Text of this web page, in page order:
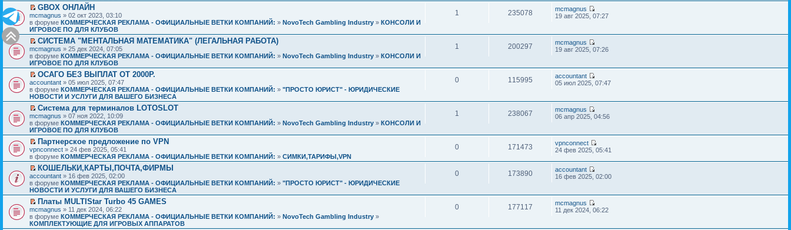
GBOX ОНЛАЙН
mcmagnus » 02 окт 2023, 03:10
в форуме КОММЕРЧЕСКАЯ РЕКЛАМА - ОФИЦИАЛЬНЫЕ ВЕТКИ КОМПАНИЙ: » NovoTech Gambling Industry » КОНСОЛИ И
ИГРОВОЕ ПО ДЛЯ КЛУБОВ
1 235078
mcmagnus
19 авг 2025, 07:27
СИСТЕМА "МЕНТАЛЬНАЯ МАТЕМАТИКА" (ЛЕГАЛЬНАЯ РАБОТА)
mcmagnus » 25 дек 2024, 07:05
в форуме КОММЕРЧЕСКАЯ РЕКЛАМА - ОФИЦИАЛЬНЫЕ ВЕТКИ КОМПАНИЙ: » NovoTech Gambling Industry » КОНСОЛИ И
ИГРОВОЕ ПО ДЛЯ КЛУБОВ
1 200297
mcmagnus
19 авг 2025, 07:26
ОСАГО БЕЗ ВЫПЛАТ ОТ 2000Р.
accountant » 05 июл 2025, 07:47
в форуме КОММЕРЧЕСКАЯ РЕКЛАМА - ОФИЦИАЛЬНЫЕ ВЕТКИ КОМПАНИЙ: » "ПРОСТО ЮРИСТ" - ЮРИДИЧЕСКИЕ
НОВОСТИ И УСЛУГИ ДЛЯ ВАШЕГО БИЗНЕСА
0 115995
accountant
05 июл 2025, 07:47
Система для терминалов LOTOSLOT
mcmagnus » 07 ноя 2022, 10:09
в форуме КОММЕРЧЕСКАЯ РЕКЛАМА - ОФИЦИАЛЬНЫЕ ВЕТКИ КОМПАНИЙ: » NovoTech Gambling Industry » КОНСОЛИ И
ИГРОВОЕ ПО ДЛЯ КЛУБОВ
1 238067
mcmagnus
06 апр 2025, 04:56
Партнерское предложение по VPN
vpnconnect » 24 фев 2025, 05:41
в форуме КОММЕРЧЕСКАЯ РЕКЛАМА - ОФИЦИАЛЬНЫЕ ВЕТКИ КОМПАНИЙ: » СИМКИ,ТАРИФЫ,VPN
0 171473
vpnconnect
24 фев 2025, 05:41
КОШЕЛЬКИ,КАРТЫ,ПОЧТА,ФИРМЫ
accountant » 16 фев 2025, 02:00
в форуме КОММЕРЧЕСКАЯ РЕКЛАМА - ОФИЦИАЛЬНЫЕ ВЕТКИ КОМПАНИЙ: » "ПРОСТО ЮРИСТ" - ЮРИДИЧЕСКИЕ
НОВОСТИ И УСЛУГИ ДЛЯ ВАШЕГО БИЗНЕСА
0 173890
accountant
16 фев 2025, 02:00
Платы MULTIStar Turbo 45 GAMES
mcmagnus » 11 дек 2024, 06:22
в форуме КОММЕРЧЕСКАЯ РЕКЛАМА - ОФИЦИАЛЬНЫЕ ВЕТКИ КОМПАНИЙ: » NovoTech Gambling Industry »
КОМПЛЕКТУЮЩИЕ ДЛЯ ИГРОВЫХ АППАРАТОВ
0 177117
mcmagnus
11 дек 2024, 06:22